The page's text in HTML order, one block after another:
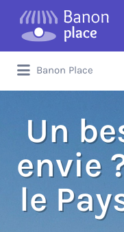
Banon Place
Un
envie
le